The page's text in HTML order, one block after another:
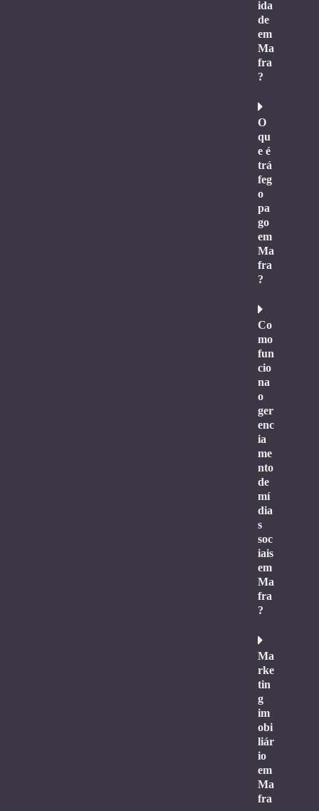
ida
de
em
Ma
fra
?
O
qu
e é
trá
feg
o
pa
go
em
Ma
fra
?
Co
mo
fun
cio
na
o
ger
enc
ia
me
nto
de
mí
dia
s
soc
iais
em
Ma
fra
?
Ma
rke
tin
g
im
obi
liár
io
em
Ma
fra